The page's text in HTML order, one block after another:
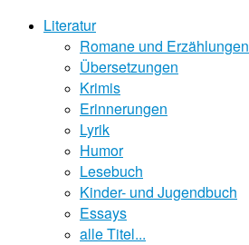
Literatur
Romane und Erzählungen
Übersetzungen
Krimis
Erinnerungen
Lyrik
Humor
Lesebuch
Kinder- und Jugendbuch
Essays
alle Titel...